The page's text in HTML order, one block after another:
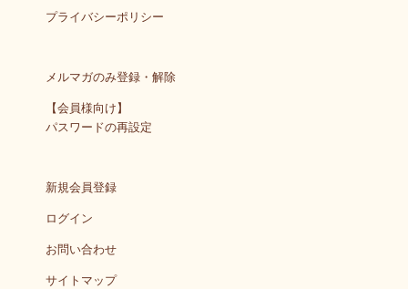
プライバシーポリシー
メルマガのみ登録・解除
【会員様向け】
パスワードの再設定
新規会員登録
ログイン
お問い合わせ
サイトマップ